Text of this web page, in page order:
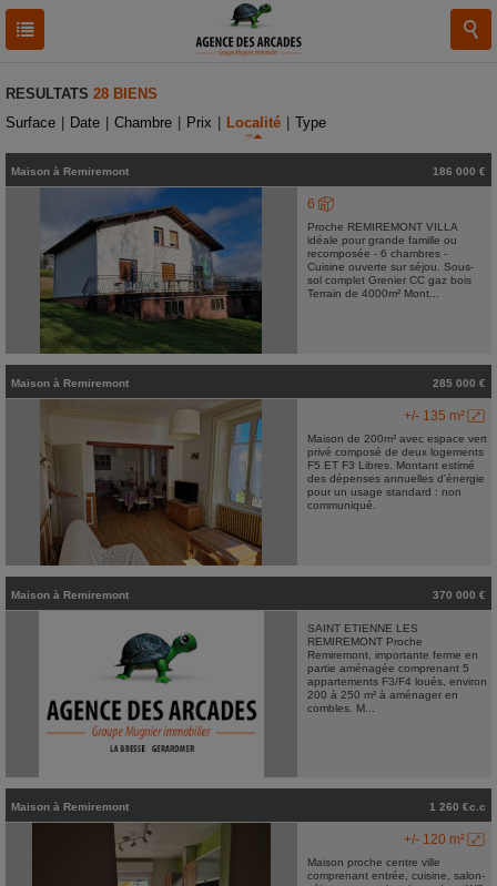
RESULTATS 28 BIENS
Surface
Date Chambre Prix Localité Type
Maison à Remiremont 186 000 €
6
Proche REMIREMONT VILLA
idéale pour grande famille ou
recomposée - 6 chambres -
Cuisine ouverte sur séjou. Sous-
sol complet Grenier CC gaz bois
Terrain de 4000m² Mont...
Maison à Remiremont 285 000 €
+/- 135 m²
Maison de 200m² avec espace vert
privé composé de deux logements
F5 ET F3 Libres. Montant estimé
des dépenses annuelles d'énergie
pour un usage standard : non
communiqué.
Maison à Remiremont 370 000 €
SAINT ETIENNE LES
REMIREMONT Proche
Remiremont, importante ferme en
partie aménagée comprenant 5
appartements F3/F4 loués, environ
200 à 250 m² à aménager en
combles. M...
Maison à Remiremont 1 260 €c.c
+/- 120 m²
Maison proche centre ville
comprenant entrée, cuisine, salon-